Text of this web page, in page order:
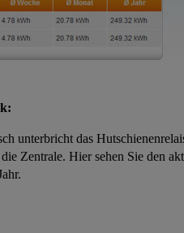
unterbricht das
Zentrale. Hier sehen Sie den